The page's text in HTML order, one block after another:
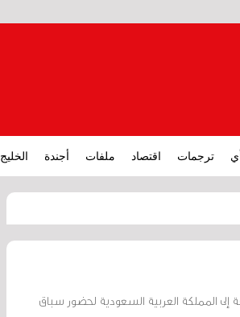
ترجمات اقتصاد ملفات أجندة الخليج
المملكة العربية السعودية لحضور سباق